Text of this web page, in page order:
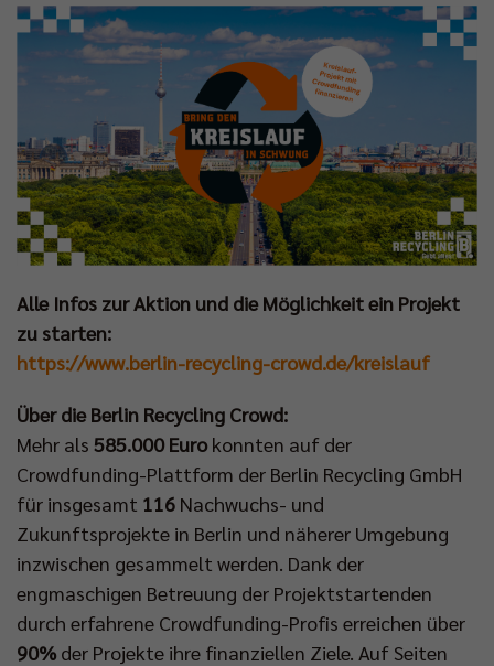
Alle Infos zur Aktion und die Möglichkeit ein Projekt
zu starten:
https://www.berlin-recycling-crowd.de/kreislauf
Über die Berlin Recycling Crowd:
Mehr als 585.000 Eurokonnten auf der
Crowdfunding-Plattform der Berlin Recycling GmbH
für insgesamt 116 Nachwuchs- und
Zukunftsprojekte in Berlin und näherer Umgebung
inzwischen gesammelt werden. Dank der
engmaschigen Betreuung der Projektstartenden
durch erfahrene Crowdfunding-Profis erreichen über
90% der Projekte ihre finanziellen Ziele. Auf Seiten